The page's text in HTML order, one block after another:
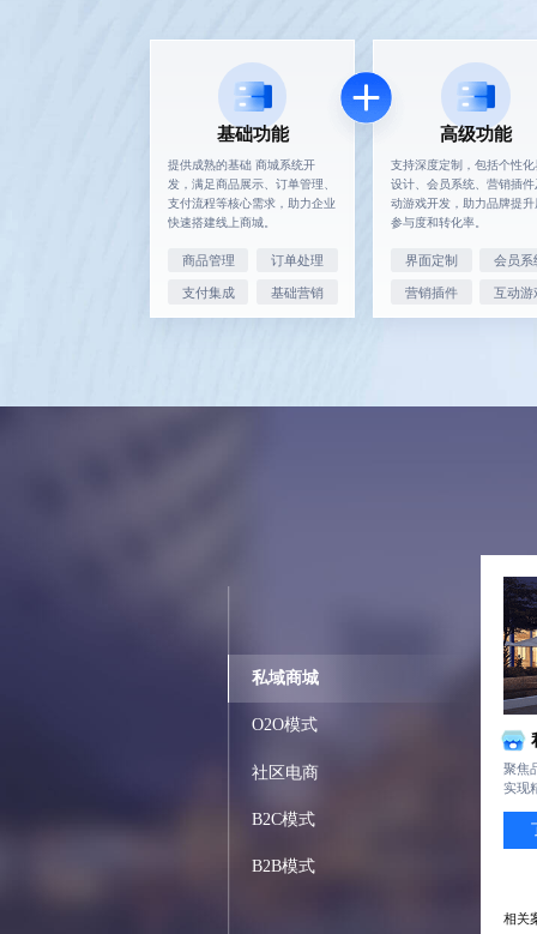
基础功能
提供成熟的基础商城系统开
发，满足商品展示、订单管理、
支付流程等核心需求，助力企业
快速搭建线上商城。
商品管理 订单处理
支付集成 基础营销
高级功能
支持深度定制，包括个性化
设计、会员系统、营销插件
动游戏开发，助力品牌提升
参与度和转化率。
界面定制 会员系
营销插件 互动游
私域商城
O2O模式
社区电商
B2C模式
B2B模式
聚焦
实现
相关